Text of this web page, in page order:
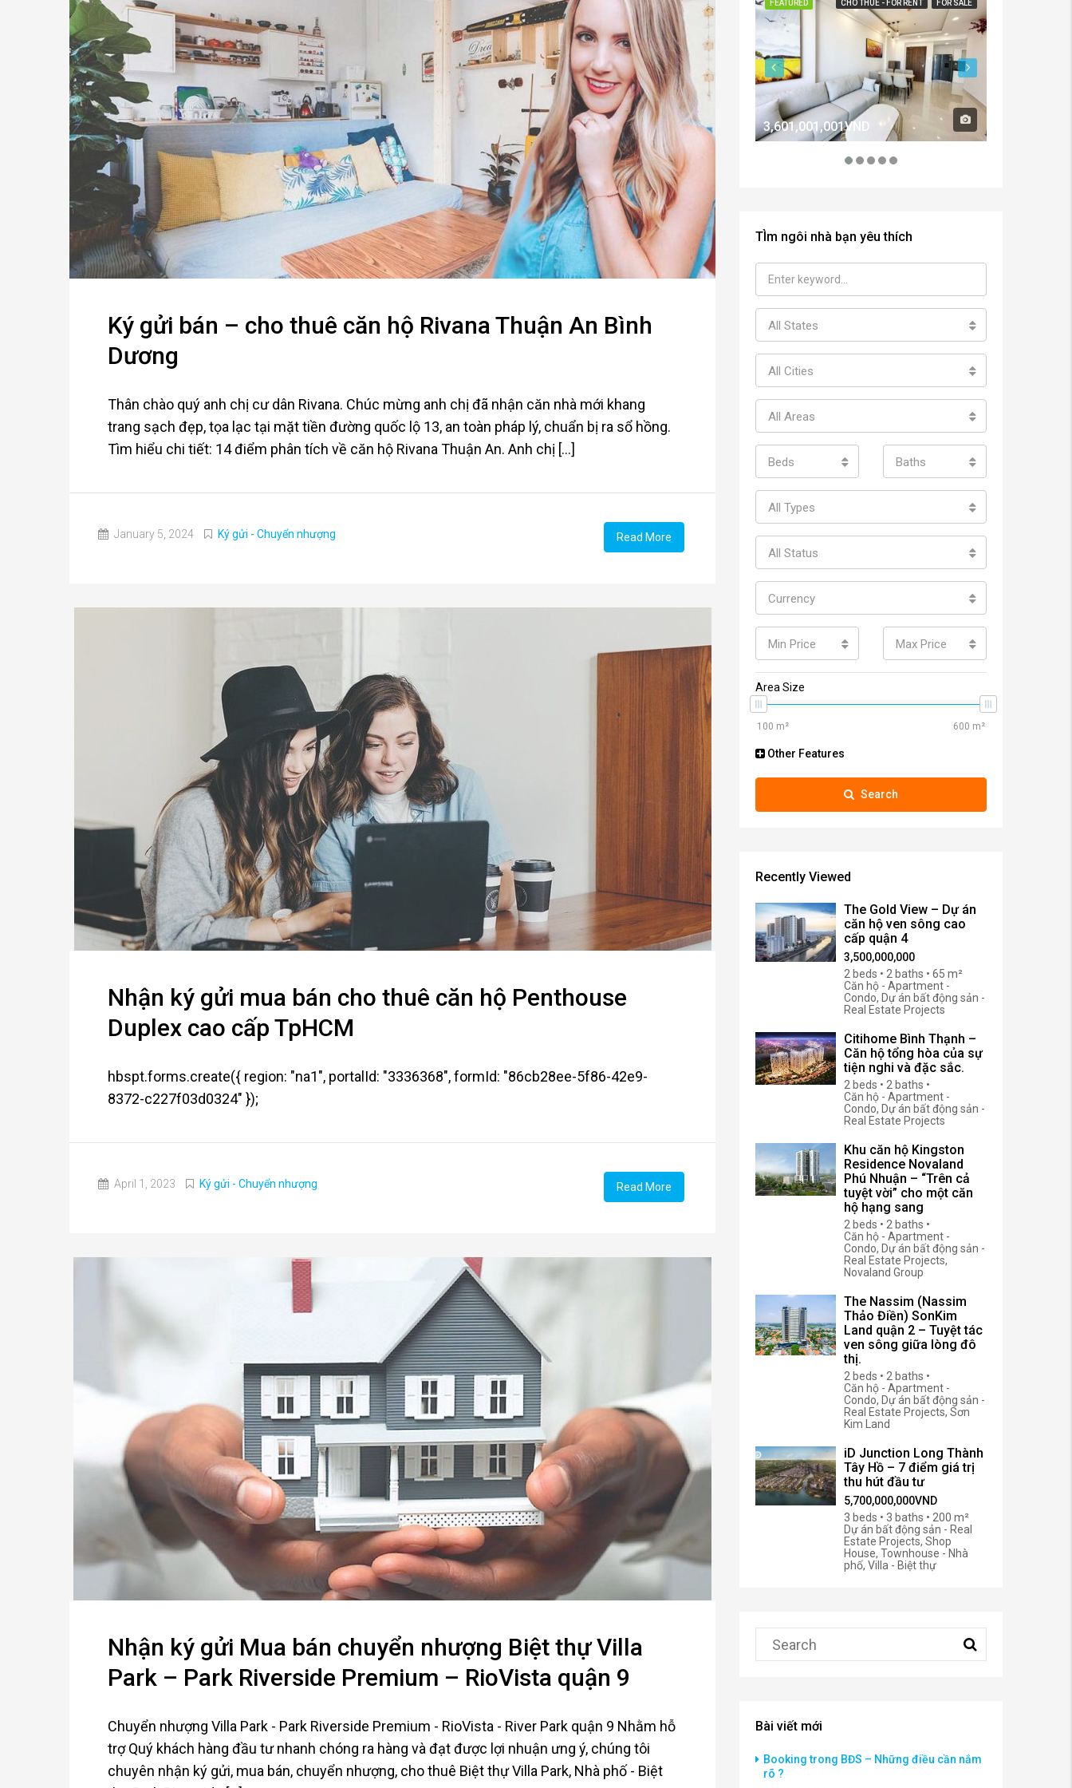
Ký gửi bán – cho thuê căn hộ Rivana Thuận An Bình
Dương
Thân chào quý anh chị cư dân Rivana. Chúc mừng anh chị đã nhận căn nhà mới khang
trang sạch đẹp, tọa lạc tại mặt tiền đường quốc lộ 13, an toàn pháp lý, chuẩn bị ra sổ hồng.
Tìm hiểu chi tiết: 14 điểm phân tích về căn hộ Rivana Thuận An. Anh chị [...]
January 5, 2024 Ký gửi - Chuyển nhượng Read More
Nhận ký gửi mua bán cho thuê căn hộ Penthouse
Duplex cao cấp TpHCM
hbspt.forms.create({ region: "na1", portalId: "3336368", formId: "86cb28ee-5f86-42e9-
8372-c227f03d0324" });
April 1, 2023 Ký gửi - Chuyển nhượng Read More
Nhận ký gửi Mua bán chuyển nhượng Biệt thự Villa
Park – Park Riverside Premium – RioVista quận 9
Chuyển nhượng Villa Park - Park Riverside Premium - RioVista - River Park quận 9 Nhằm hỗ
trợ Quý khách hàng đầu tư nhanh chóng ra hàng và đạt được lợi nhuận ưng ý, chúng tôi
chuyên nhận ký gửi, mua bán, chuyển nhượng, cho thuê Biệt thự Villa Park, Nhà phố - Biệt
FEATURED CHO THUÊ - FOR RENT FOR SALE
3,601,001,001VND
TÌm ngôi nhà bạn yêu thích
All States
All Cities
All Areas
Beds Baths
All Types
All Status
Currency
Min Price Max Price
Area Size
Other Features
Search
Recently Viewed
The Gold View – Dự án
căn hộ ven sông cao
cấp quận 4
3,500,000,000
2 beds • 2 baths • 65 m²
Căn hộ - Apartment -
Condo, Dự án bất động sản -
Real Estate Projects
Citihome Bình Thạnh –
Căn hộ tổng hòa của sự
tiện nghi và đặc sắc.
2 beds • 2 baths •
Căn hộ - Apartment -
Condo, Dự án bất động sản -
Real Estate Projects
Khu căn hộ Kingston
Residence Novaland
Phú Nhuận – “Trên cả
tuyệt vời” cho một căn
hộ hạng sang
2 beds • 2 baths •
Căn hộ - Apartment -
Condo, Dự án bất động sản -
Real Estate Projects,
Novaland Group
The Nassim (Nassim
Thảo Điền) SonKim
Land quận 2 – Tuyệt tác
ven sông giữa lòng đô
thị.
2 beds • 2 baths •
Căn hộ - Apartment -
Condo, Dự án bất động sản -
Real Estate Projects, Sơn
Kim Land
iD Junction Long Thành
Tây Hồ – 7 điểm giá trị
thu hút đầu tư
5,700,000,000VND
3 beds • 3 baths • 200 m²
Dự án bất động sản - Real
Estate Projects, Shop
House, Townhouse - Nhà
phố, Villa - Biệt thự
Bài viết mới
Booking trong BĐS – Những điều cần nắm
rõ ?